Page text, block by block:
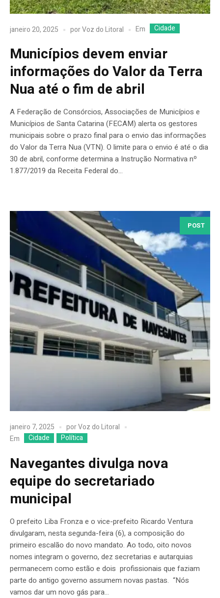
janeiro 20, 2025 porVoz do Litoral Em Cidade
Municípios devem enviar
informações do Valor da Terra
Nua até o fim de abril
A Federação de Consórcios, Associações de Municípios e
Municípios de Santa Catarina (FECAM) alerta os gestores
municipais sobre o prazo final para o envio das informações
do Valor da Terra Nua (VTN). O limite para o envio é até o dia
30 de abril, conforme determina a Instrução Normativa nº
1.877/2019 da Receita Federal do...
POST
janeiro 7, 2025 porVoz do Litoral
Em
Cidade Política
Navegantes divulga nova
equipe do secretariado
municipal
O prefeito Liba Fronza e o vice-prefeito Ricardo Ventura
divulgaram, nesta segunda-feira (6), a composição do
primeiro escalão do novo mandato. Ao todo, oito novos
nomes integram o governo, dez secretarias e autarquias
permanecem como estão e dois profissionais que faziam
parte do antigo governo assumem novas pastas. “Nós
vamos dar um novo gás para...